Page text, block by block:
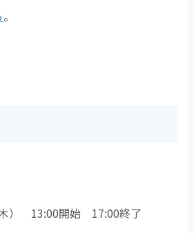
。
） 13:00開始 17:00終了